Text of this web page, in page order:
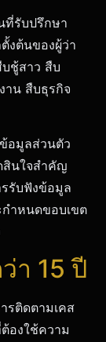
ที่รับปรึกษา
งต้นของผู้ว่า
ชู้สาว สืบ
าน สืบธุรกิจ
ข้อมูลส่วนตัว
สินใจสำคัญ
รรับฟังข้อมูล
กำหนดขอบเขต
า 15 ปี
รติดตามเคส
องใช้ความ